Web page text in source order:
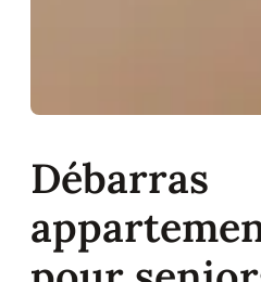
Débarras